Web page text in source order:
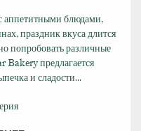
аппетитными блюдами,
праздник вкуса длится
попробовать различные
Bakery предлагается
и сладости...